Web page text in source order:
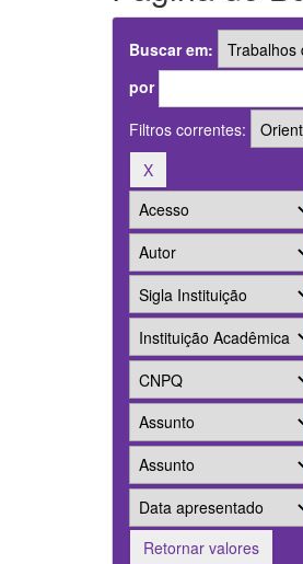
Buscar em:
por
Filtros correntes:
Retornar valores